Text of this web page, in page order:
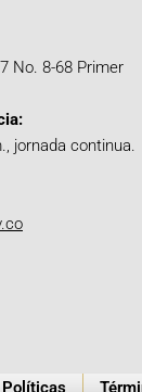
No. 8-68 Primer
jornada continua.
Políticas